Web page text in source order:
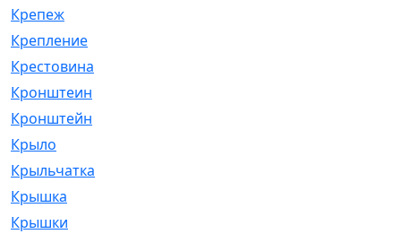
Крепеж
Крепление
Крестовина
Кронштеин
Кронштейн
Крыло
Крыльчатка
Крышка
Крышки